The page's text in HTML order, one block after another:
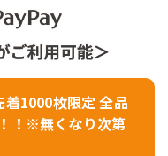
1000枚限定 全品
！※無くなり次第